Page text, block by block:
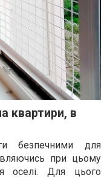
квартири, в
безпечними для
при цьому
оселі. Для цього